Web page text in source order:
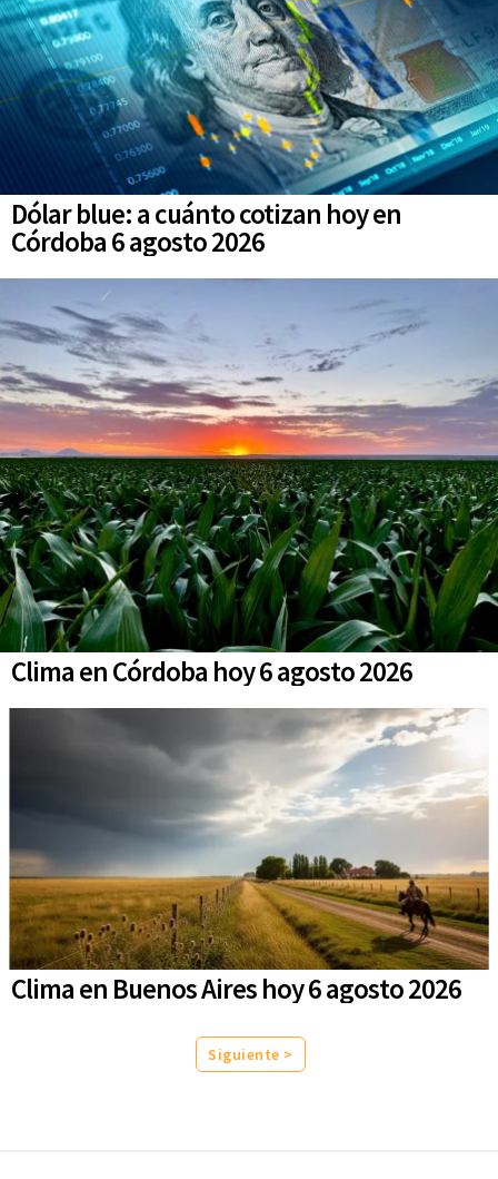
Dólar blue: a cuánto cotizan hoy en
Córdoba 6 agosto 2026
Clima en Córdoba hoy 6 agosto 2026
Clima en Buenos Aires hoy 6 agosto 2026
Siguiente >